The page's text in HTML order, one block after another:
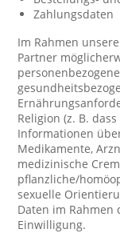
Zahlungsdaten
Im Rahmen
Partner
Religion (z. B.
Informationen
Medikamente,
medizinische
pflanzliche/
sexuelle
Daten im
Einwilligung.